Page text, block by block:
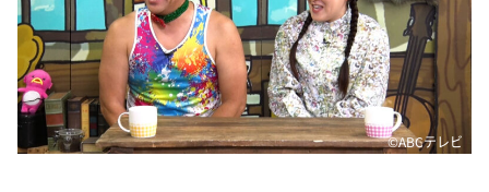
新婚さんいらっしゃい！
ポツンと一軒家
ザキ山小屋本館
ぺこぱのまるスポ
©ABCテレビ